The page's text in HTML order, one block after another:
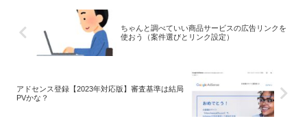
ちゃんと調べていい商品サービスの広告リンクを
使おう（案件選びとリンク設定）
アドセンス登録【2023年対応版】審査基準は結局
PVかな？